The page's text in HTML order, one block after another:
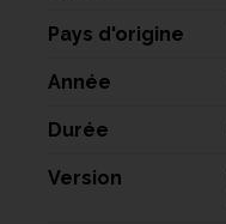
Pays d'origine
Année
Durée
Version